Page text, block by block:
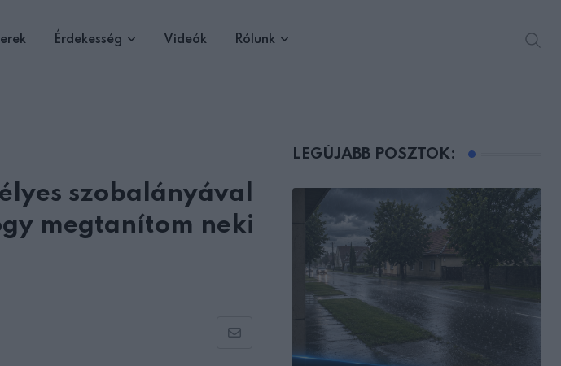
Érdekesség Videók Rólunk
szobalányával
megtanítom neki
Share
LEGÚJABB POSZTOK: